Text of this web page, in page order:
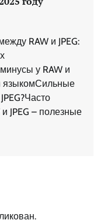
RAW и JPEG:
у RAW и
языкомСильные
JPEG – полезные